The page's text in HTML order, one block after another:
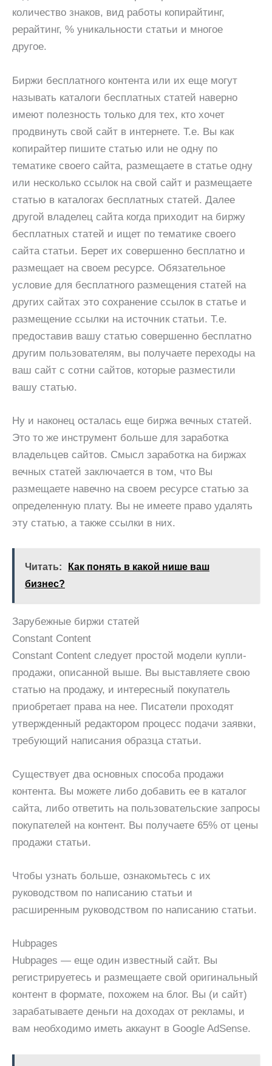
количество знаков, вид работы копирайтинг,
рерайтинг, % уникальности статьи и многое
другое.
Биржи бесплатного контента или их еще могут
называть каталоги бесплатных статей наверно
имеют полезность только для тех, кто хочет
продвинуть свой сайт в интернете. Т.е. Вы как
копирайтер пишите статью или не одну по
тематике своего сайта, размещаете в статье одну
или несколько ссылок на свой сайт и размещаете
статью в каталогах бесплатных статей. Далее
другой владелец сайта когда приходит на биржу
бесплатных статей и ищет по тематике своего
сайта статьи. Берет их совершенно бесплатно и
размещает на своем ресурсе. Обязательное
условие для бесплатного размещения статей на
других сайтах это сохранение ссылок в статье и
размещение ссылки на источник статьи. Т.е.
предоставив вашу статью совершенно бесплатно
другим пользователям, вы получаете переходы на
ваш сайт с сотни сайтов, которые разместили
вашу статью.
Ну и наконец осталась еще биржа вечных статей.
Это то же инструмент больше для заработка
владельцев сайтов. Смысл заработка на биржах
вечных статей заключается в том, что Вы
размещаете навечно на своем ресурсе статью за
определенную плату. Вы не имеете право удалять
эту статью, а также ссылки в них.
Читать:
Как понять в какой нише ваш
бизнес?
Зарубежные биржи статей
Constant Content
Constant Content следует простой модели купли-
продажи, описанной выше. Вы выставляете свою
статью на продажу, и интересный покупатель
приобретает права на нее. Писатели проходят
утвержденный редактором процесс подачи заявки,
требующий написания образца статьи.
Существует два основных способа продажи
контента. Вы можете либо добавить ее в каталог
сайта, либо ответить на пользовательские запросы
покупателей на контент. Вы получаете 65% от цены
продажи статьи.
Чтобы узнать больше, ознакомьтесь с их
руководством по написанию статьи и
расширенным руководством по написанию статьи.
Hubpages
Hubpages — еще один известный сайт. Вы
регистрируетесь и размещаете свой оригинальный
контент в формате, похожем на блог. Вы (и сайт)
зарабатываете деньги на доходах от рекламы, и
вам необходимо иметь аккаунт в Google AdSense.